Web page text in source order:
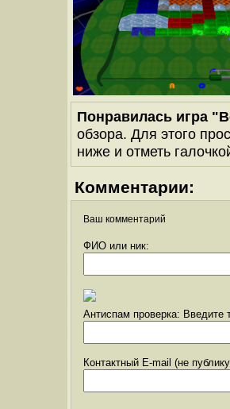
Понравилась игра
обзора. Для этого
ниже и отметь
Комментарии:
Ваш комментарий
ФИО или ник:
Антиспам проверка: Введите
Контактный E-mail (не